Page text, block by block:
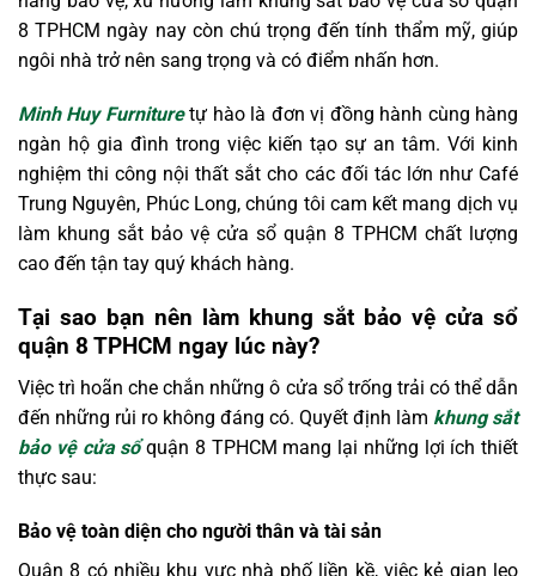
8 TPHCM ngày nay còn chú trọng đến tính thẩm mỹ, giúp
ngôi nhà trở nên sang trọng và có điểm nhấn hơn.
Minh Huy Furnituretự hào là đơn vị đồng hành cùng hàng
ngàn hộ gia đình trong việc kiến tạo sự an tâm. Với kinh
nghiệm thi công nội thất sắt cho các đối tác lớn như Café
Trung Nguyên, Phúc Long, chúng tôi cam kết mang dịch vụ
làm khung sắt bảo vệ cửa sổ quận 8 TPHCM chất lượng
cao đến tận tay quý khách hàng.
Tại sao bạn nên làm khung sắt bảo vệ cửa sổ
quận 8 TPHCM ngay lúc này?
Việc trì hoãn che chắn những ô cửa sổ trống trải có thể dẫn
đến những rủi ro không đáng có. Quyết định làm khung sắt
bảo vệ cửa sổquận 8 TPHCM mang lại những lợi ích thiết
thực sau:
Bảo vệ toàn diện cho người thân và tài sản
Quận 8 có nhiều khu vực nhà phố liền kề, việc kẻ gian leo